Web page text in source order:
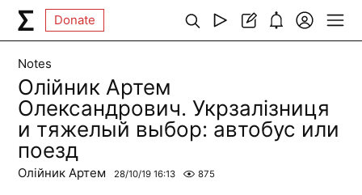
Donate
Notes
Олійник Артем
Олександрович. Укрзалізниця
и тяжелый выбор: автобус или
поезд
Олійник Артем 28/10/19 16:13 875